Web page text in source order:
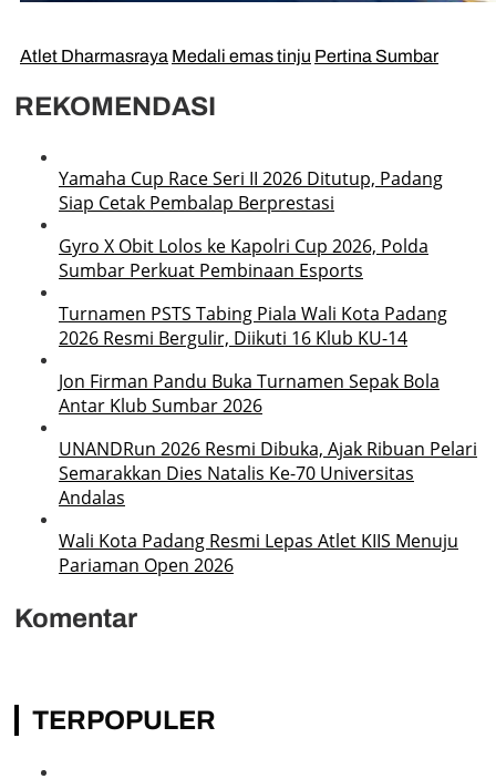
Atlet Dharmasraya Medali emas tinju Pertina Sumbar
REKOMENDASI
Yamaha Cup Race Seri II 2026 Ditutup, Padang
Siap Cetak Pembalap Berprestasi
Gyro X Obit Lolos ke Kapolri Cup 2026, Polda
Sumbar Perkuat Pembinaan Esports
Turnamen PSTS Tabing Piala Wali Kota Padang
2026 Resmi Bergulir, Diikuti 16 Klub KU-14
Jon Firman Pandu Buka Turnamen Sepak Bola
Antar Klub Sumbar 2026
UNANDRun 2026 Resmi Dibuka, Ajak Ribuan Pelari
Semarakkan Dies Natalis Ke-70 Universitas
Andalas
Wali Kota Padang Resmi Lepas Atlet KIIS Menuju
Pariaman Open 2026
Komentar
TERPOPULER